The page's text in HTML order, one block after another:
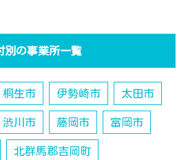
別の事業所一覧
桐生市 伊勢崎市 太田市
渋川市 藤岡市 富岡市
北群馬郡吉岡町